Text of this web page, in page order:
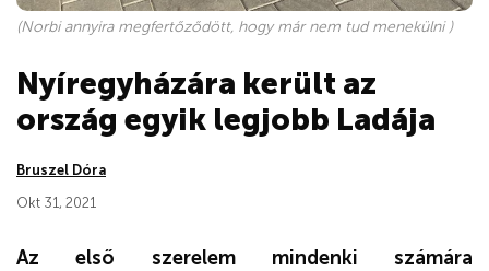
(Norbi annyira megfertőződött, hogy már nem tud menekülni )
Nyíregyházára került az
ország egyik legjobb Ladája
Bruszel Dóra
Okt 31, 2021
Az első szerelem mindenki számára